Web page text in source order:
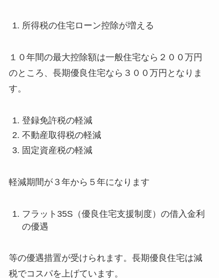
所得税の住宅ローン控除が増える
１０年間の最大控除額は一般住宅なら２００万円
のところ、長期優良住宅なら３００万円となりま
す。
登録免許税の軽減
不動産取得税の軽減
固定資産税の軽減
軽減期間が３年から５年になります
フラット35S（優良住宅支援制度）の借入金利
の優遇
等の優遇措置が受けられます。長期優良住宅は減
税でコスパを上げています。